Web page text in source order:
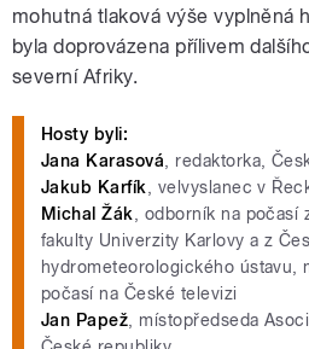
mohutná tlaková výše vyplněná
byla doprovázena přílivem
severní Afriky.
Hosty byli:
Jana Karasová, redaktorka,
Jakub Karfík, velvyslanec v
Michal Žák, odborník na počasí
fakulty Univerzity Karlovy a z
hydrometeorologického ústavu,
počasí na České televizi
Jan Papež, místopředseda